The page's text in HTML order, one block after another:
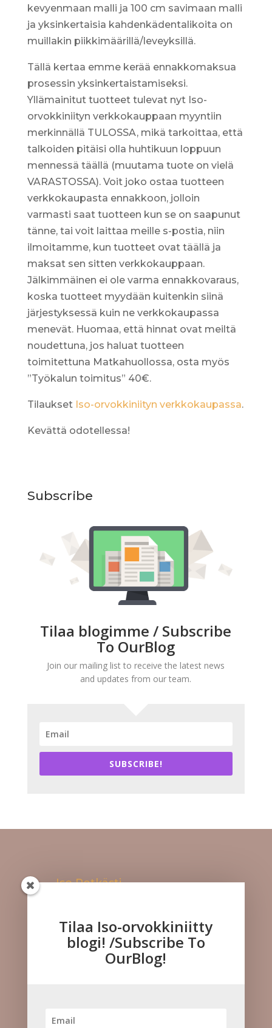
kevyenmaan malli ja 100 cm savimaan malli
ja yksinkertaisia kahdenkädentalikoita on
muillakin piikkimäärillä/leveyksillä.
Tällä kertaa emme kerää ennakkomaksua
prosessin yksinkertaistamiseksi.
Yllämainitut tuotteet tulevat nyt Iso-
orvokkiniityn verkkokauppaan myyntiin
merkinnällä TULOSSA, mikä tarkoittaa, että
talkoiden pitäisi olla huhtikuun loppuun
mennessä täällä (muutama tuote on vielä
VARASTOSSA). Voit joko ostaa tuotteen
verkkokaupasta ennakkoon, jolloin
varmasti saat tuotteen kun se on saapunut
tänne, tai voit laittaa meille s-postia, niin
ilmoitamme, kun tuotteet ovat täällä ja
maksat sen sitten verkkokauppaan.
Jälkimmäinen ei ole varma ennakkovaraus,
koska tuotteet myydään kuitenkin siinä
järjestyksessä kuin ne verkkokaupassa
menevät. Huomaa, että hinnat ovat meiltä
noudettuna, jos haluat tuotteen
toimitettuna Matkahuollossa, osta myös
”Työkalun toimitus” 40€.
Tilaukset Iso-orvokkiniityn verkkokaupassa.
Kevättä odotellessa!
Subscribe
Tilaa blogimme / Subscribe
To OurBlog
Join our mailing list to receive the latest news
and updates from our team.
SUBSCRIBE!
Iso Potkästi
Tilaa Iso-orvokkiniitty
blogi! /Subscribe To
OurBlog!